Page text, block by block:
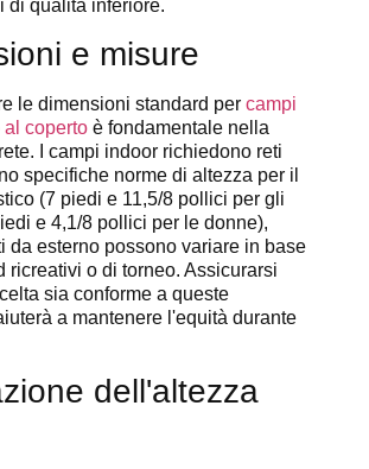
di qualità inferiore.
e misure
le dimensioni standard per campi
coperto è fondamentale nella
I campi indoor richiedono reti
specifiche norme di altezza per il
(7 piedi e 11,5/8 pollici per gli
e 4,1/8 pollici per le donne),
da esterno possono variare in base
ricreativi o di torneo. Assicurarsi
sia conforme a queste
a mantenere l'equità durante
dell'altezza